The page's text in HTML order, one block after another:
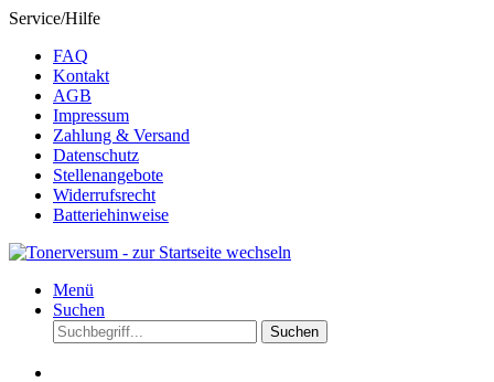
Service/Hilfe
FAQ
Kontakt
AGB
Impressum
Zahlung & Versand
Datenschutz
Stellenangebote
Widerrufsrecht
Batteriehinweise
Menü
Suchen
Suchen